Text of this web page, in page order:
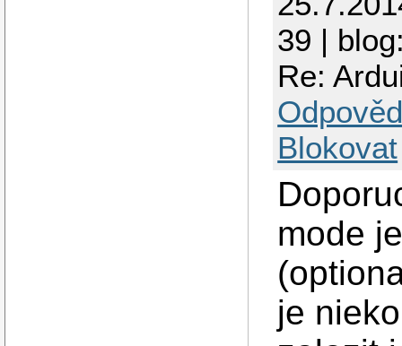
39 |
Re:
Blokovat
mode
je